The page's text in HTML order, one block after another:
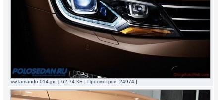
vw-lamando-014.jpg [ 62.74 КБ | Просмотров: 24974 ]